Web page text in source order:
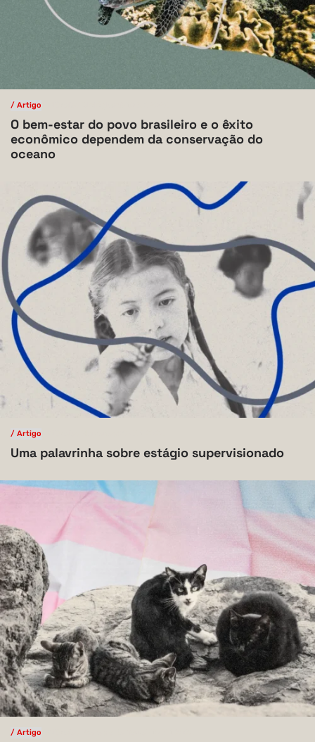
/ Artigo
O bem-estar do povo brasileiro e o êxito
econômico dependem da conservação do
oceano
/ Artigo
Uma palavrinha sobre estágio supervisionado
/ Artigo